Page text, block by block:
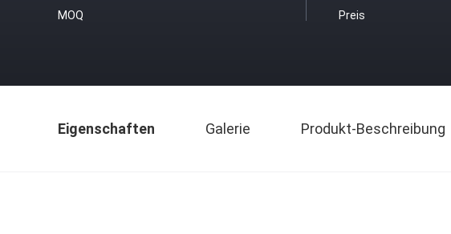
MOQ Preis
Eigenschaften Galerie Produkt-Beschreibung